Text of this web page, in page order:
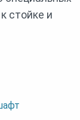
стойке и